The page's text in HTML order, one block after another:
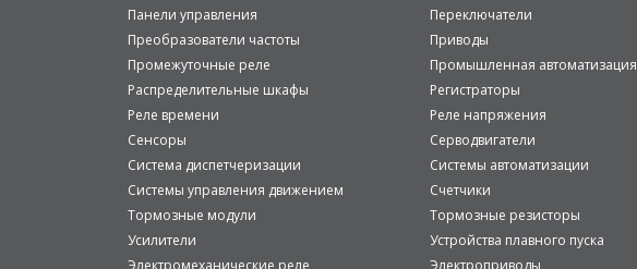
Панели управления
Переключатели
Преобразователи частоты
Приводы
Промежуточные реле
Промышленная автоматизация
Распределительные шкафы
Регистраторы
Реле времени
Реле напряжения
Сенсоры
Серводвигатели
Система диспетчеризации
Системы автоматизации
Системы управления движением
Счетчики
Тормозные модули
Тормозные резисторы
Усилители
Устройства плавного пуска
Электромеханические реле
Электроприводы